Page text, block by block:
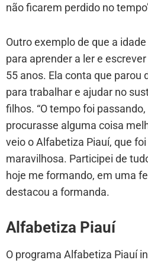
não ficarem perdido no
Outro exemplo de que a
para aprender a ler e
55 anos. Ela conta que parou
para trabalhar e ajudar no
filhos. “O tempo foi
procurasse alguma coisa
veio o Alfabetiza Piauí, que
maravilhosa. Participei de
hoje me formando, em uma
destacou a formanda.
Alfabetiza Piauí
O programa Alfabetiza Piauí